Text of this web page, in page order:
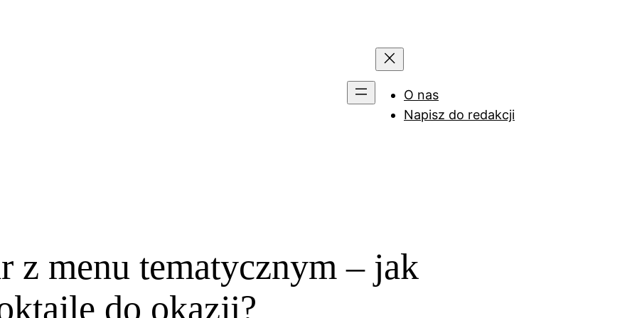
O nas
Napisz do redakcji
z menu tematycznym – jak
do okazji?